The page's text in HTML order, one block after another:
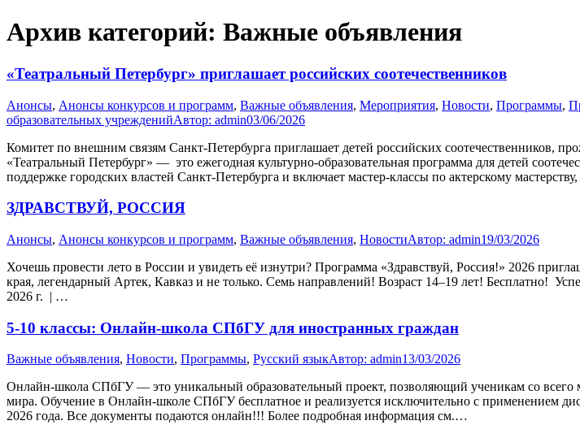
Архив категорий: Важные объявления
«Театральный Петербург» приглашает российских соотечественников
Анонсы, Анонсы конкурсов и программ, Важные объявления, Мероприятия, Новости, Программы,
образовательных учрежденийАвтор: admin03/06/2026
Комитет по внешним связям Санкт-Петербурга приглашает детей российских соотечественников,
«Театральный Петербург» — это ежегодная культурно-образовательная программа для детей
поддержке городских властей Санкт-Петербурга и включает мастер-классы по актерскому
ЗДРАВСТВУЙ, РОССИЯ
Анонсы, Анонсы конкурсов и программ, Важные объявления, НовостиАвтор: admin19/03/2026
Хочешь провести лето в России и увидеть её изнутри? Программа «Здравствуй, Россия!» 2026
края, легендарный Артек, Кавказ и не только. Семь направлений! Возраст 14–19 лет! Бесплатно!
2026 г. | …
5-10 классы: Онлайн-школа СПбГУ для иностранных граждан
Важные объявления, Новости, Программы, Русский языкАвтор: admin13/03/2026
Онлайн-школа СПбГУ — это уникальный образовательный проект, позволяющий ученикам со всего
мира. Обучение в Онлайн-школе СПбГУ бесплатное и реализуется исключительно с применением
2026 года. Все документы подаются онлайн!!! Более подробная информация см.…